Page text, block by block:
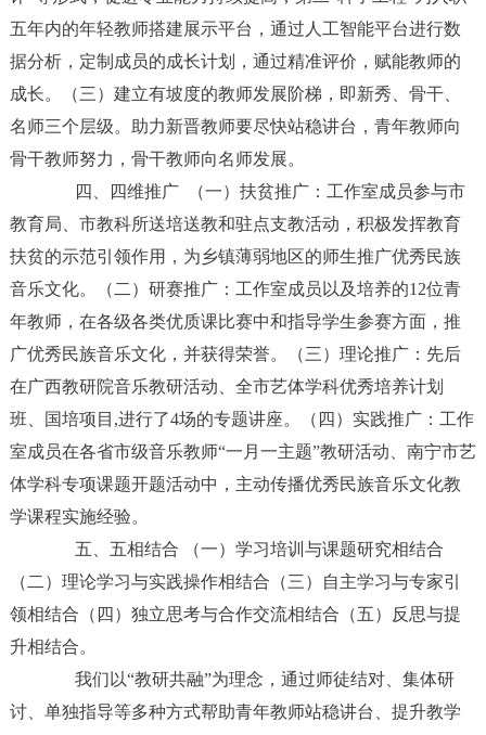
五年内的年轻教师搭建展示平台，通过人工智能平台进行数
据分析，定制成员的成长计划，通过精准评价，赋能教师的
成长。（三）建立有坡度的教师发展阶梯，即新秀、骨干、
名师三个层级。助力新晋教师要尽快站稳讲台，青年教师向
骨干教师努力，骨干教师向名师发展。
四、四维推广 （一）扶贫推广：工作室成员参与市
教育局、市教科所送培送教和驻点支教活动，积极发挥教育
扶贫的示范引领作用，为乡镇薄弱地区的师生推广优秀民族
音乐文化。（二）研赛推广：工作室成员以及培养的12位青
年教师，在各级各类优质课比赛中和指导学生参赛方面，推
广优秀民族音乐文化，并获得荣誉。（三）理论推广：先后
在广西教研院音乐教研活动、全市艺体学科优秀培养计划
班、国培项目,进行了4场的专题讲座。（四）实践推广：工作
室成员在各省市级音乐教师“一月一主题”教研活动、南宁市艺
体学科专项课题开题活动中，主动传播优秀民族音乐文化教
学课程实施经验。
五、五相结合 （一）学习培训与课题研究相结合
（二）理论学习与实践操作相结合（三）自主学习与专家引
领相结合（四）独立思考与合作交流相结合（五）反思与提
升相结合。
我们以“教研共融”为理念，通过师徒结对、集体研
讨、单独指导等多种方式帮助青年教师站稳讲台、提升教学